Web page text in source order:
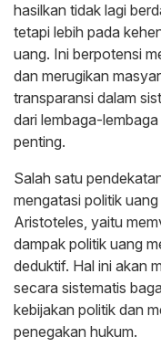
hasilkan tidak lagi
tetapi lebih pada
uang. Ini berpotensi
dan merugikan
transparansi dalam
dari lembaga-
penting.
Salah satu
mengatasi politik uang
Aristoteles, yaitu
dampak politik uang
deduktif. Hal ini akan
secara sistematis
kebijakan politik dan
penegakan hukum.